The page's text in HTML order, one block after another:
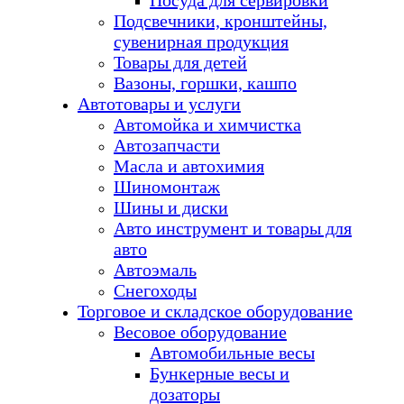
Подсвечники, кронштейны,
сувенирная продукция
Товары для детей
Вазоны, горшки, кашпо
Автотовары и услуги
Автомойка и химчистка
Автозапчасти
Масла и автохимия
Шиномонтаж
Шины и диски
Авто инструмент и товары для
авто
Автоэмаль
Снегоходы
Торговое и складское оборудование
Весовое оборудование
Автомобильные весы
Бункерные весы и
дозаторы